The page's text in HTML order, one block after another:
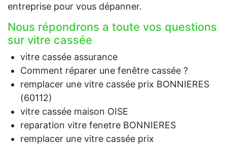
entreprise pour vous dépanner.
Nous répondrons a toute vos questions
sur vitre cassée
vitre cassée assurance
Comment réparer une fenêtre cassée ?
remplacer une vitre cassée prix BONNIERES
(60112)
vitre cassée maison OISE
reparation vitre fenetre BONNIERES
remplacer une vitre cassée prix